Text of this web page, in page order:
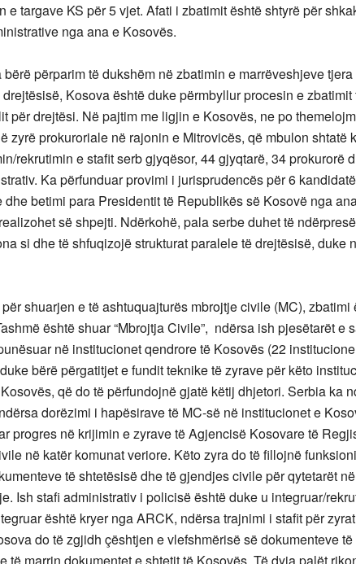
e targave KS për 5 vjet. Afati i zbatimit është shtyrë për
nga ana e Kosovës.
përparim të dukshëm në zbatimin e marrëveshjeve
Kosova është duke përmbyllur procesin e zbatimit
për drejtësi. Në pajtim me ligjin e Kosovës, ne po
zyrë prokuroriale në rajonin e Mitrovicës, që mbulon shtatë
rekrutimin e stafit serb gjyqësor, 44 gjyqtarë, 34 prokurorë
Ka përfunduar provimi i jurisprudencës për 6
betimi para Presidentit të Republikës së Kosovë nga
së shpejti. Ndërkohë, pala serbe duhet të
si dhe të shfuqizojë strukturat paralele të drejtësisë, duke
shuarjen e të ashtuquajturës mbrojtje civile (MC), zbatimi
është shuar “Mbrojtja Civile”, ndërsa ish pjesëtarët e
në institucionet qendrore të Kosovës (22
bërë përgatitjet e fundit teknike të zyrave për këto
që do të përfundojnë gjatë këtij dhjetori. Serbia ka
dorëzimi i hapësirave të MC-së në institucionet e
progres në krijimin e zyrave të Agjencisë Kosovare të
në katër komunat veriore. Këto zyra do të fillojnë
të shtetësisë dhe të gjendjes civile për qytetarët
Ish stafi administrativ i policisë është duke u integruar/
është kryer nga ARCK, ndërsa trajnimi i stafit për
do të zgjidh çështjen e vlefshmërisë së dokumenteve